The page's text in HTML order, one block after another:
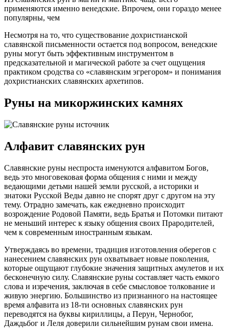
применяются именно венедские. Впрочем, они гораздо менее
популярны, чем
Несмотря на то, что существование дохристианской
славянской письменности остается под вопросом, венедские
руны могут быть эффективным инструментом в
предсказательной и магической работе за счет ощущения
практиком сродства со «славянским эгрегором» и понимания
дохристианских славянских архетипов.
Руны на микоржинских камнях
Алфавит славянских рун
Славянские руны неспроста именуются алфавитом Богов,
ведь это многовековая форма общения с ними и между
ведающими детьми нашей земли русской, а историки и
знатоки Русской Веды давно не спорят друг с другом на эту
тему. Отрадно замечать, как ежедневно происходит
возрождение Родовой Памяти, ведь Братья и Потомки питают
не меньший интерес к языку общения своих Прародителей,
чем к современным иностранным языкам.
Утверждаясь во времени, традиция изготовления оберегов с
нанесением славянских рун охватывает новые поколения,
которые ощущают глубокие значения защитных амулетов и их
бесконечную силу. Cлавянские руны составляет часть емкого
слова и изречения, заключая в себе смысловое толкование и
живую энергию. Большинство из признанного на настоящее
время алфавита из 18-ти основных славянских рун
переводятся на буквы кириллицы, а Перун, Чернобог,
Даждьбог и Леля доверили сильнейшим рунам свои имена.